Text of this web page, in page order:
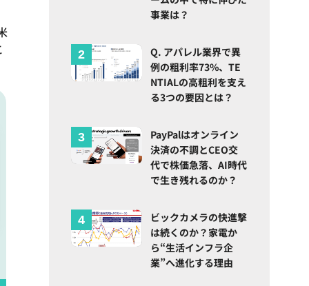
事業は？
Q. アパレル業界で異
例の粗利率73%、TE
NTIALの高粗利を支え
る3つの要因とは？
PayPalはオンライン
決済の不調とCEO交
代で株価急落、AI時代
で生き残れるのか？
ビックカメラの快進撃
は続くのか？家電か
ら“生活インフラ企
業”へ進化する理由